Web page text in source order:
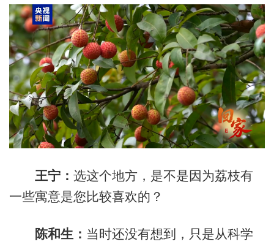
王宁： 选这个地方，是不是因为荔枝有
一些寓意是您比较喜欢的？
陈和生： 当时还没有想到，只是从科学